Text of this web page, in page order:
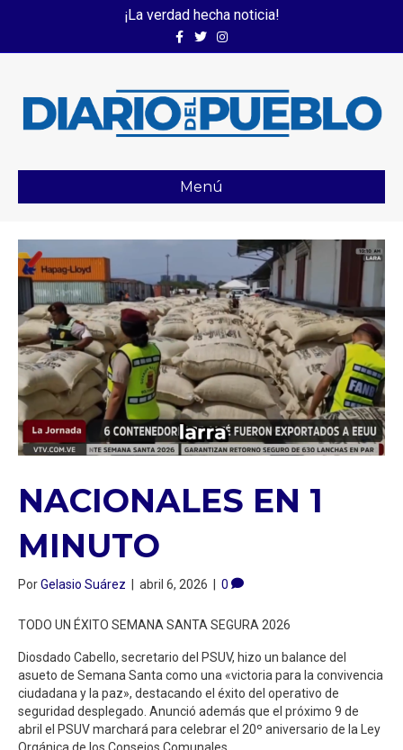
¡La verdad hecha noticia!
FacebookTwitterInstagram
Menú
NACIONALES EN 1
MINUTO
PorGelasio Suárez abril 6, 2026 0
TODO UN ÉXITO SEMANA SANTA SEGURA 2026
Diosdado Cabello, secretario del PSUV, hizo un balance del
asueto de Semana Santa como una «victoria para la convivencia
ciudadana y la paz», destacando el éxito del operativo de
seguridad desplegado. Anunció además que el próximo 9 de
abril el PSUV marchará para celebrar el 20º aniversario de la Ley
Orgánica de los Consejos Comunales.